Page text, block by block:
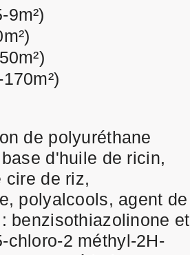
9m²)
de polyuréthane
d'huile de ricin,
cire de riz,
polyalcools, agent de
benzisothiazolinone et
chloro-2 méthyl-2H-